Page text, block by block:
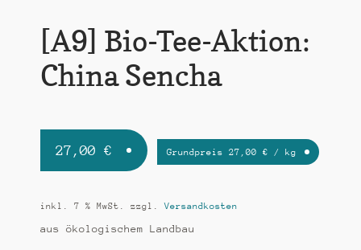
[A9] Bio-Tee-Aktion:
China Sencha
27,00 € Grundpreis27,00€ /kg
inkl. 7 % MwSt. zzgl.Versandkosten
aus ökologischem Landbau